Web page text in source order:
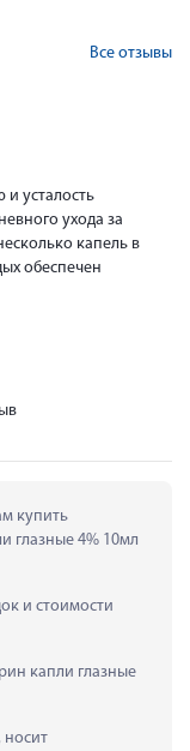
Все отзывы
и усталость
ухода за
капель в
обеспечен
купить
глазные 4% 10мл
и стоимости
капли глазные
носит